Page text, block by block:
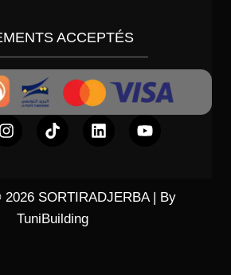
ACCEPTÉS
SORTIRADJERBA | By
TuniBuilding